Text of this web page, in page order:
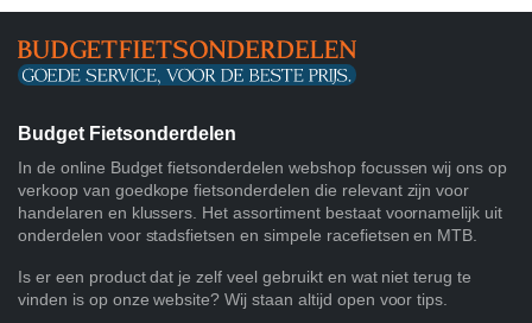
Budget Fietsonderdelen
In de online Budget fietsonderdelen webshop focussen wij ons op
verkoop van goedkope fietsonderdelen die relevant zijn voor
handelaren en klussers. Het assortiment bestaat voornamelijk uit
onderdelen voor stadsfietsen en simpele racefietsen en MTB.
Is er een product dat je zelf veel gebruikt en wat niet terug te
vinden is op onze website? Wij staan altijd open voor tips.